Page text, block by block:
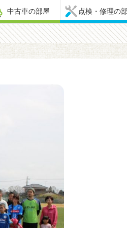
中古車の部屋 点検・修理の